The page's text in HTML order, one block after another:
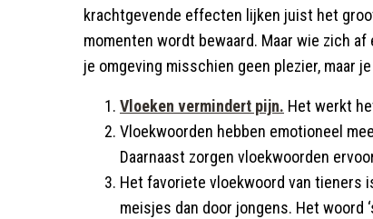
krachtgevende effecten lijken juist het
momenten wordt bewaard. Maar wie zich
je omgeving misschien geen plezier, maar
Vloeken vermindert pijn. Het werkt
Vloekwoorden hebben emotioneel
Daarnaast zorgen vloekwoorden
Het favoriete vloekwoord van tieners
meisjes dan door jongens. Het woord